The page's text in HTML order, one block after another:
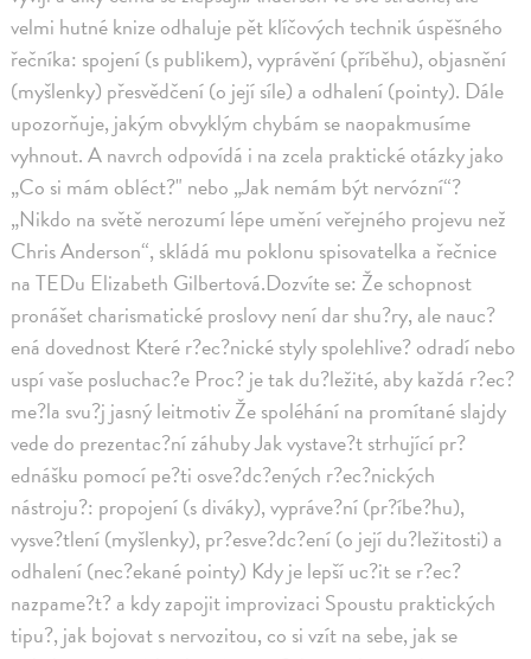
velmi hutné knize odhaluje pět klíčových technik úspěšného
řečníka: spojení (s publikem), vyprávění (příběhu), objasnění
(myšlenky) přesvědčení (o její síle) a odhalení (pointy). Dále
upozorňuje, jakým obvyklým chybám se naopakmusíme
vyhnout. A navrch odpovídá i na zcela praktické otázky jako
„Co si mám obléct?" nebo „Jak nemám být nervózní“?
„Nikdo na světě nerozumí lépe umění veřejného projevu než
Chris Anderson“, skládá mu poklonu spisovatelka a řečnice
na TEDu Elizabeth Gilbertová.Dozvíte se: Že schopnost
pronášet charismatické proslovy není dar shu?ry, ale nauc?
ená dovednost Které r?ec?nické styly spolehlive? odradí nebo
uspí vaše posluchac?e Proc? je tak du?ležité, aby každá r?ec?
me?la svu?j jasný leitmotiv Že spoléhání na promítané slajdy
vede do prezentac?ní záhuby Jak vystave?t strhující pr?
ednášku pomocí pe?ti osve?dc?ených r?ec?nických
nástroju?: propojení (s diváky), vypráve?ní (pr?íbe?hu),
vysve?tlení (myšlenky), pr?esve?dc?ení (o její du?ležitosti) a
odhalení (nec?ekané pointy) Kdy je lepší uc?it se r?ec?
nazpame?t? a kdy zapojit improvizaci Spoustu praktických
tipu?, jak bojovat s nervozitou, co si vzít na sebe, jak se